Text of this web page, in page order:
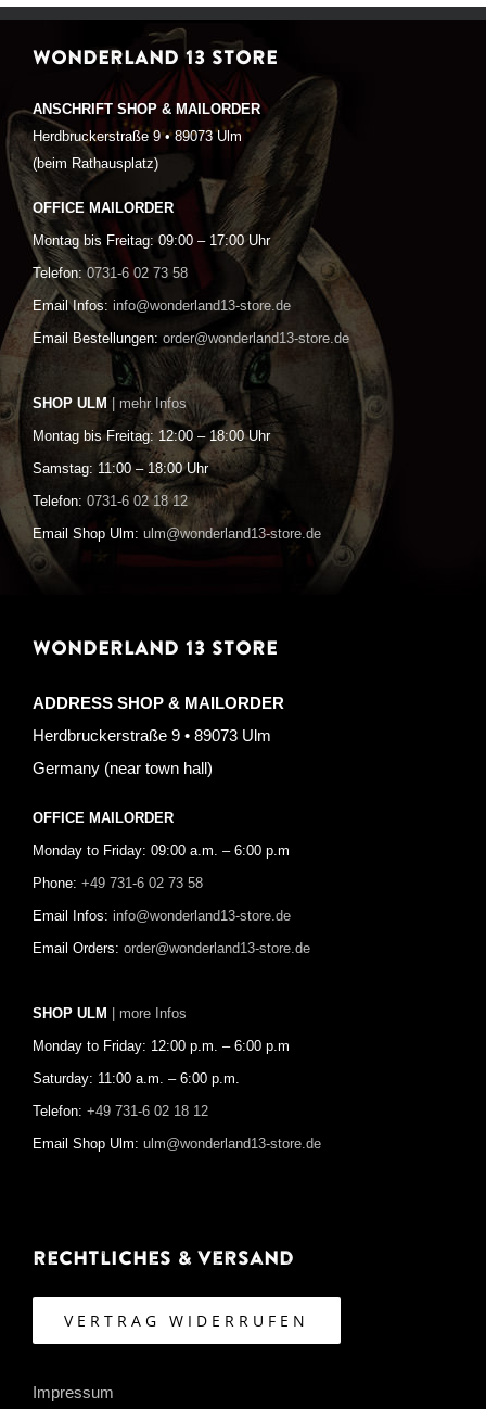
WONDERLAND 13 STORE
ANSCHRIFT SHOP & MAILORDER
Herdbruckerstraße 9 • 89073 Ulm
(beim Rathausplatz)
OFFICE MAILORDER
Montag bis Freitag: 09:00 – 17:00 Uhr
Telefon: 0731-6 02 73 58
Email Infos: info@wonderland13-store.de
Email Bestellungen: order@wonderland13-store.de
SHOP ULM | mehr Infos
Montag bis Freitag: 12:00 – 18:00 Uhr
Samstag: 11:00 – 18:00 Uhr
Telefon: 0731-6 02 18 12
Email Shop Ulm: ulm@wonderland13-store.de
WONDERLAND 13 STORE
ADDRESS SHOP & MAILORDER
Herdbruckerstraße 9 • 89073 Ulm
Germany (near town hall)
OFFICE MAILORDER
Monday to Friday: 09:00 a.m. – 6:00 p.m
Phone: +49 731-6 02 73 58
Email Infos: info@wonderland13-store.de
Email Orders: order@wonderland13-store.de
SHOP ULM | more Infos
Monday to Friday: 12:00 p.m. – 6:00 p.m
Saturday: 11:00 a.m. – 6:00 p.m.
Telefon: +49 731-6 02 18 12
Email Shop Ulm: ulm@wonderland13-store.de
Rechtliches & Versand
VERTRAG WIDERRUFEN
Impressum